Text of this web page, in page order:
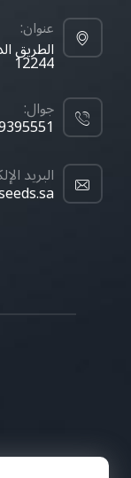
عنوان:
الطريق
12244
جوال:
البريد